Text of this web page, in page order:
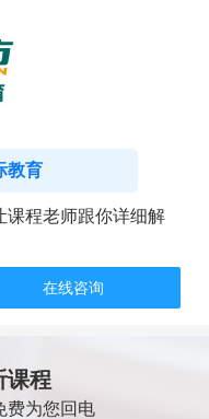
教育
课程老师跟你详细解
在线咨询
课程
费为您回电